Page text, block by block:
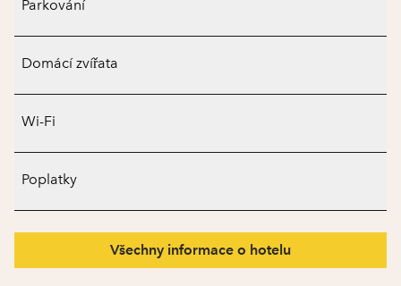
Parkování
Domácí zvířata
Wi-Fi
Poplatky
Všechny informace o hotelu